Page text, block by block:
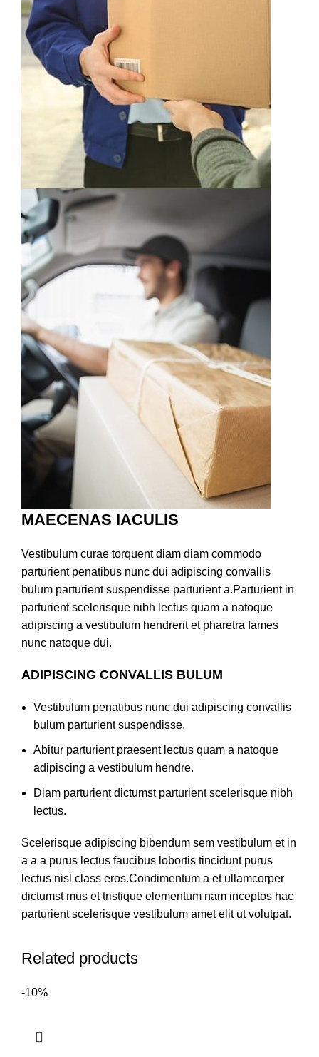
MAECENAS IACULIS
Vestibulum curae torquent diam diam commodo
parturient penatibus nunc dui adipiscing convallis
bulum parturient suspendisse parturient a.Parturient in
parturient scelerisque nibh lectus quam a natoque
adipiscing a vestibulum hendrerit et pharetra fames
nunc natoque dui.
ADIPISCING CONVALLIS BULUM
Vestibulum penatibus nunc dui adipiscing convallis
bulum parturient suspendisse.
Abitur parturient praesent lectus quam a natoque
adipiscing a vestibulum hendre.
Diam parturient dictumst parturient scelerisque nibh
lectus.
Scelerisque adipiscing bibendum sem vestibulum et in
a a a purus lectus faucibus lobortis tincidunt purus
lectus nisl class eros.Condimentum a et ullamcorper
dictumst mus et tristique elementum nam inceptos hac
parturient scelerisque vestibulum amet elit ut volutpat.
Related products
-10%